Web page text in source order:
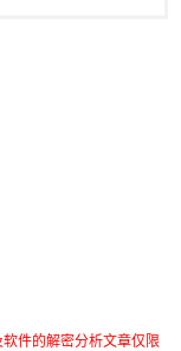
件的解密分析文章仅限